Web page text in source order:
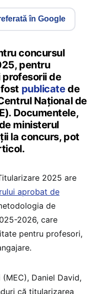
în Google
concursul
pentru
de
publicatede
Național de
Documentele,
ministerul
la concurs, pot
2025 are
aprobat de
de
2026, care
pentru profesori,
Daniel David,
că titularizarea